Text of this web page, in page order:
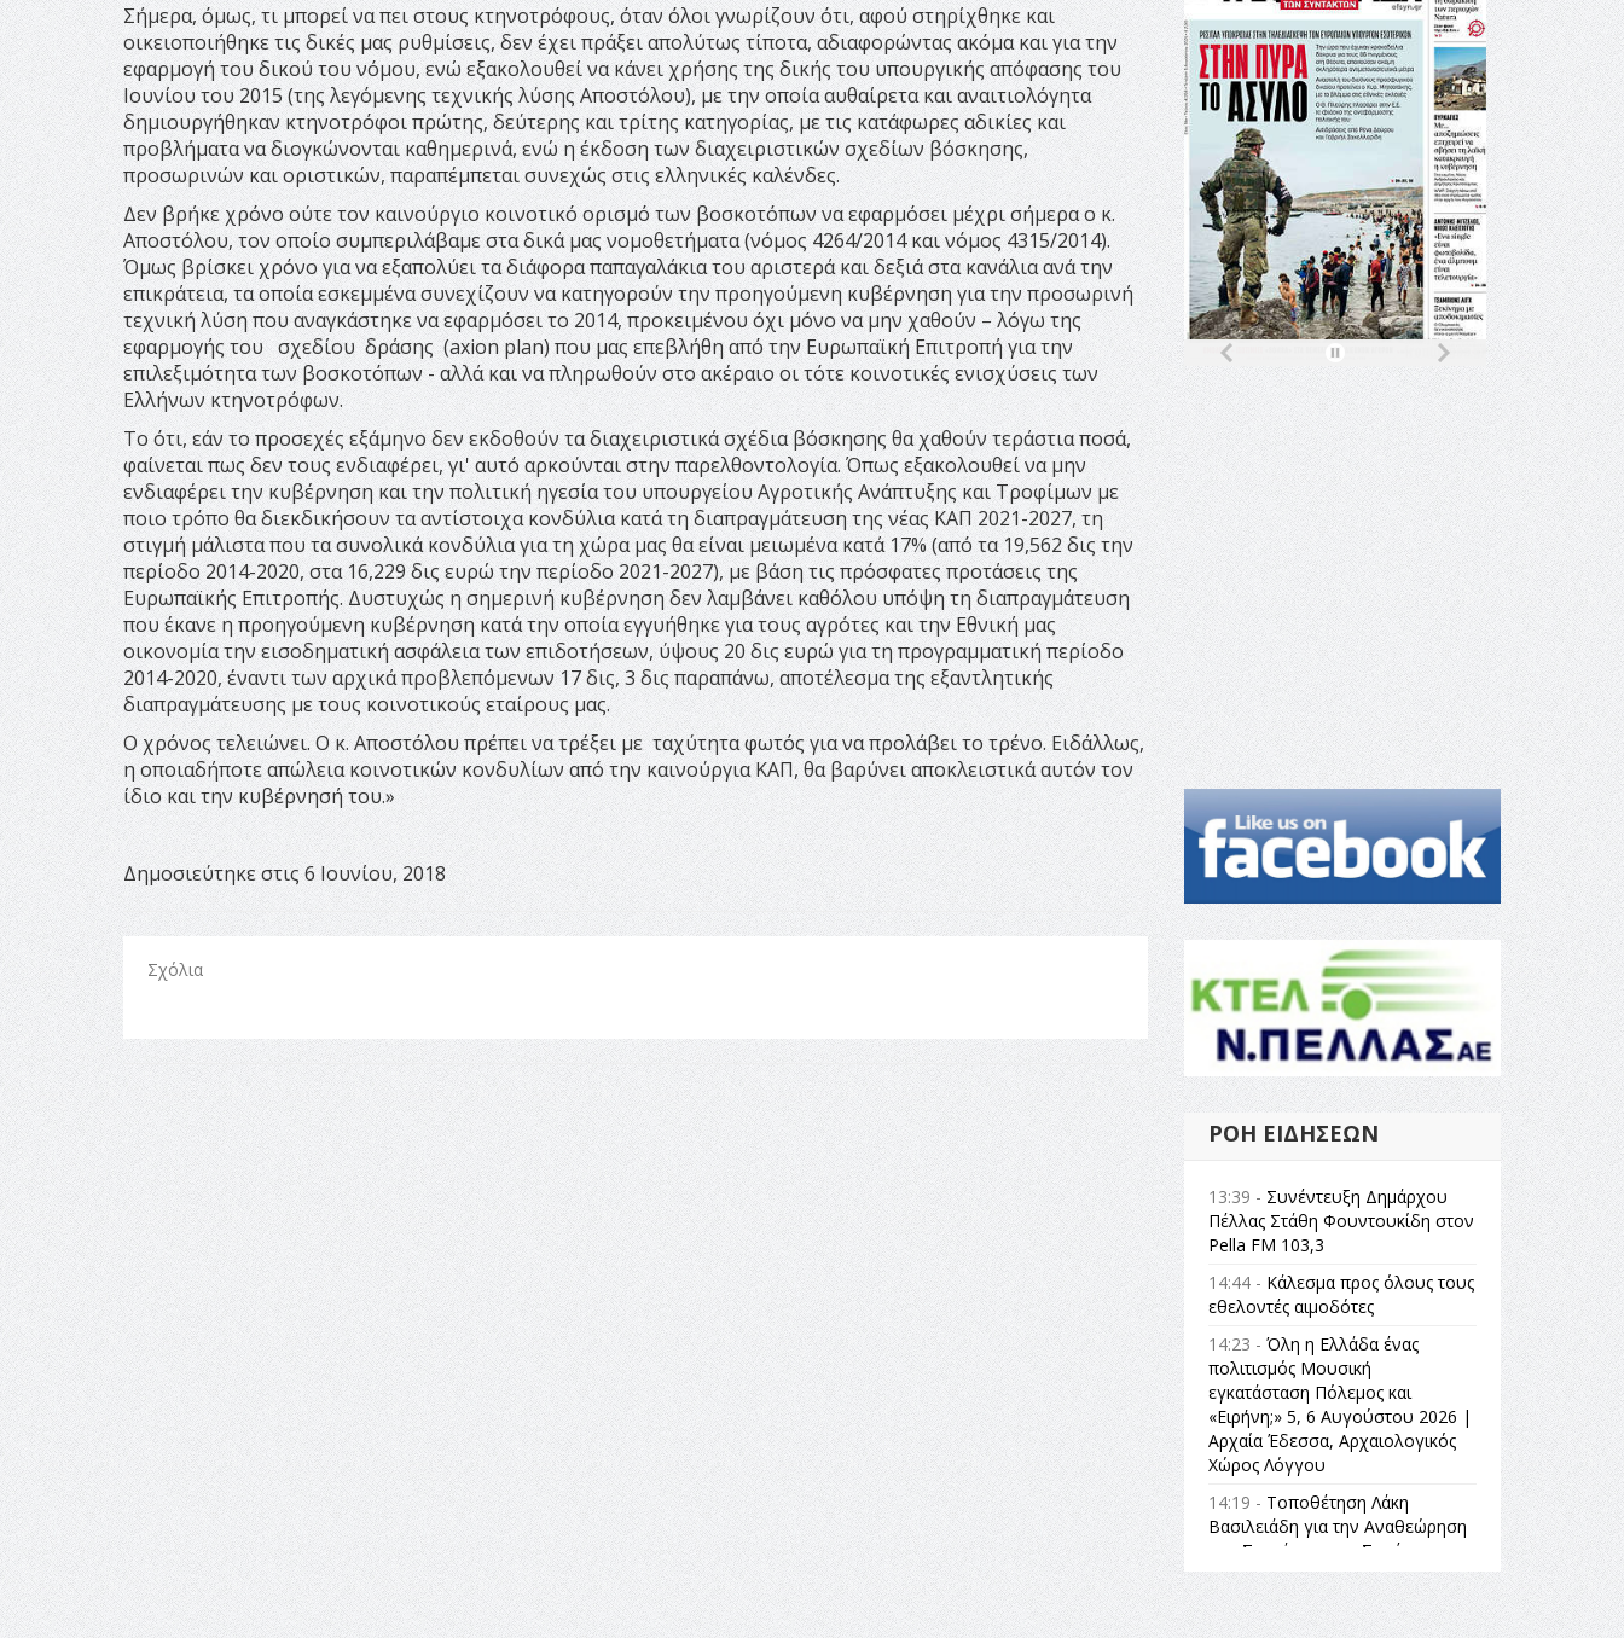
Σήμερα, όμως, τι μπορεί να πει στους κτηνοτρόφους, όταν όλοι γνωρίζουν ότι, αφού στηρίχθηκε και
οικειοποιήθηκε τις δικές μας ρυθμίσεις, δεν έχει πράξει απολύτως τίποτα, αδιαφορώντας ακόμα και για την
εφαρμογή του δικού του νόμου, ενώ εξακολουθεί να κάνει χρήσης της δικής του υπουργικής απόφασης του
Ιουνίου του 2015 (της λεγόμενης τεχνικής λύσης Αποστόλου), με την οποία αυθαίρετα και αναιτιολόγητα
δημιουργήθηκαν κτηνοτρόφοι πρώτης, δεύτερης και τρίτης κατηγορίας, με τις κατάφωρες αδικίες και
προβλήματα να διογκώνονται καθημερινά, ενώ η έκδοση των διαχειριστικών σχεδίων βόσκησης,
προσωρινών και οριστικών, παραπέμπεται συνεχώς στις ελληνικές καλένδες.
Δεν βρήκε χρόνο ούτε τον καινούργιο κοινοτικό ορισμό των βοσκοτόπων να εφαρμόσει μέχρι σήμερα ο κ.
Αποστόλου, τον οποίο συμπεριλάβαμε στα δικά μας νομοθετήματα (νόμος 4264/2014 και νόμος 4315/2014).
Όμως βρίσκει χρόνο για να εξαπολύει τα διάφορα παπαγαλάκια του αριστερά και δεξιά στα κανάλια ανά την
επικράτεια, τα οποία εσκεμμένα συνεχίζουν να κατηγορούν την προηγούμενη κυβέρνηση για την προσωρινή
τεχνική λύση που αναγκάστηκε να εφαρμόσει το 2014, προκειμένου όχι μόνο να μην χαθούν – λόγω της
εφαρμογής του σχεδίου δράσης (axion plan) που μας επεβλήθη από την Ευρωπαϊκή Επιτροπή για την
επιλεξιμότητα των βοσκοτόπων - αλλά και να πληρωθούν στο ακέραιο οι τότε κοινοτικές ενισχύσεις των
Ελλήνων κτηνοτρόφων.
Το ότι, εάν το προσεχές εξάμηνο δεν εκδοθούν τα διαχειριστικά σχέδια βόσκησης θα χαθούν τεράστια ποσά,
φαίνεται πως δεν τους ενδιαφέρει, γι' αυτό αρκούνται στην παρελθοντολογία. Όπως εξακολουθεί να μην
ενδιαφέρει την κυβέρνηση και την πολιτική ηγεσία του υπουργείου Αγροτικής Ανάπτυξης και Τροφίμων με
ποιο τρόπο θα διεκδικήσουν τα αντίστοιχα κονδύλια κατά τη διαπραγμάτευση της νέας ΚΑΠ 2021-2027, τη
στιγμή μάλιστα που τα συνολικά κονδύλια για τη χώρα μας θα είναι μειωμένα κατά 17% (από τα 19,562 δις την
περίοδο 2014-2020, στα 16,229 δις ευρώ την περίοδο 2021-2027), με βάση τις πρόσφατες προτάσεις της
Ευρωπαϊκής Επιτροπής. Δυστυχώς η σημερινή κυβέρνηση δεν λαμβάνει καθόλου υπόψη τη διαπραγμάτευση
που έκανε η προηγούμενη κυβέρνηση κατά την οποία εγγυήθηκε για τους αγρότες και την Εθνική μας
οικονομία την εισοδηματική ασφάλεια των επιδοτήσεων, ύψους 20 δις ευρώ για τη προγραμματική περίοδο
2014-2020, έναντι των αρχικά προβλεπόμενων 17 δις, 3 δις παραπάνω, αποτέλεσμα της εξαντλητικής
διαπραγμάτευσης με τους κοινοτικούς εταίρους μας.
Ο χρόνος τελειώνει. Ο κ. Αποστόλου πρέπει να τρέξει με ταχύτητα φωτός για να προλάβει το τρένο. Ειδάλλως,
η οποιαδήποτε απώλεια κοινοτικών κονδυλίων από την καινούργια ΚΑΠ, θα βαρύνει αποκλειστικά αυτόν τον
ίδιο και την κυβέρνησή του.»
Δημοσιεύτηκε στις 6 Ιουνίου, 2018
Σχόλια
ΡΟΉ ΕΙΔΉΣΕΩΝ
13:39 - Συνέντευξη Δημάρχου
Πέλλας Στάθη Φουντουκίδη στον
Pella FM 103,3
14:44 - Κάλεσμα προς όλους τους
εθελοντές αιμοδότες
14:23 - Όλη η Ελλάδα ένας
πολιτισμός Μουσική
εγκατάσταση Πόλεμος και
«Ειρήνη;» 5, 6 Αυγούστου 2026 |
Αρχαία Έδεσσα, Αρχαιολογικός
Χώρος Λόγγου
14:19 - Τοποθέτηση Λάκη
Βασιλειάδη για την Αναθεώρηση
του Συντάγματος: «Σε τέτοιες
κορυφαίες θεσμικές διαδικασίες
υπάρχει μόνο η ευθύνη απέναντι
στις επόμενες γενιές»